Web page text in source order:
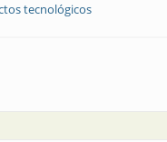
tecnológicos